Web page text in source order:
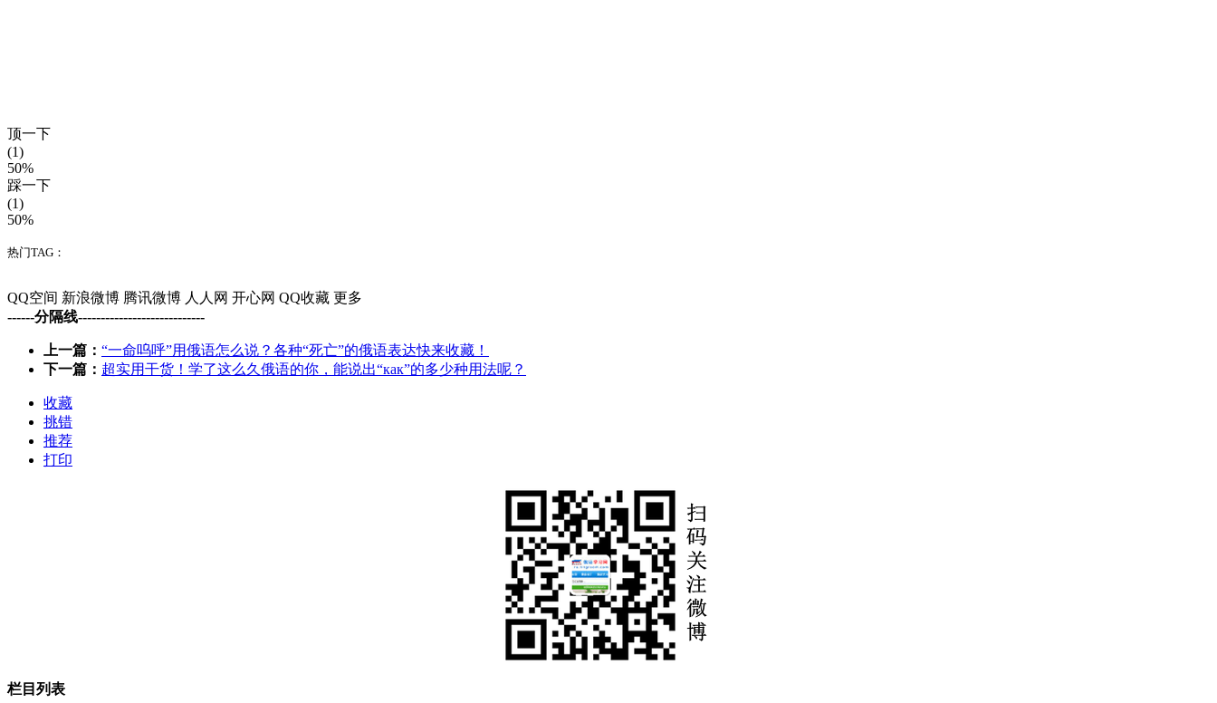
顶一下
(1)
50%
踩一下
(1)
50%
热门TAG：
QQ空间 新浪微博 腾讯微博 人人网 开心网 QQ收藏 更多
------分隔线----------------------------
上一篇： “一命呜呼”用俄语怎么说？各种“死亡”的俄语表达快来收藏！
下一篇： 超实用干货！学了这么久俄语的你，能说出“как”的多少种用法呢？
收藏
挑错
推荐
打印
栏目列表